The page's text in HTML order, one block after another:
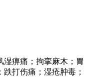
湿痹痛；拘挛麻木；胃
打伤痛；湿疮肿毒；